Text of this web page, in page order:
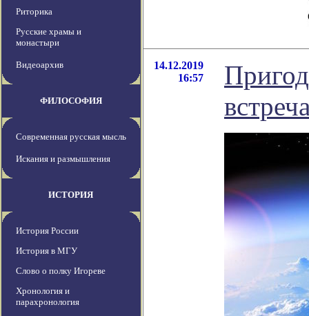
Риторика
Русские храмы и
монастыри
Видеоархив
ФИЛОСОФИЯ
Современная русская мысль
Искания и размышления
ИСТОРИЯ
История России
История в МГУ
Слово о полку Игореве
Хронология и
парахронология
14.12.2019
16:57